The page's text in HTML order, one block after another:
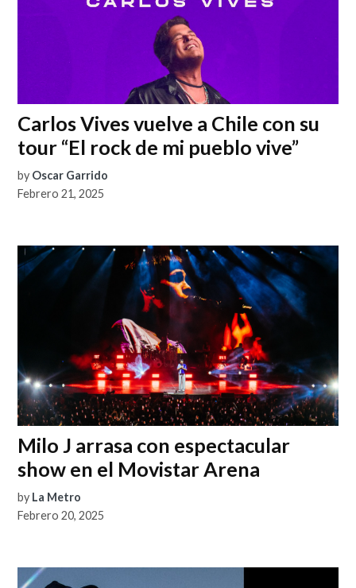
Carlos Vives vuelve a Chile con su
tour “El rock de mi pueblo vive”
by Oscar Garrido
Febrero 21, 2025
Milo J arrasa con espectacular
show en el Movistar Arena
by La Metro
Febrero 20, 2025